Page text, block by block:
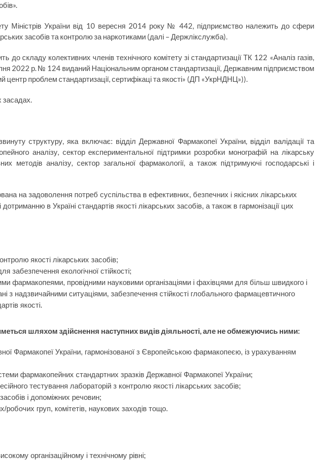
Міністрів України від 10 вересня 2014 року № 442, підприємство належить до сфери
засобів та контролю за наркотиками (далі – Держлікслужба).
складу колективних членів технічного комітету зі стандартизації ТК 122 «Аналіз газів,
2022 р. № 124 виданий Національним органом стандартизації, Державним підприємством
центр проблем стандартизації, сертифікаці та якості» (ДП «УкрНДНЦ»)).
засадах.
структуру, яка включає: відділ Державної Фармакопеї України, відділ валідації та
аналізу, сектор експериментальної підтримки розробки монографій на лікарську
методів аналізу, сектор загальної фармакології, а також підтримуючі господарські і
на задоволення потреб суспільства в ефективних, безпечних і якісних лікарських
в Україні стандартів якості лікарських засобів, а також в гармонізації цих
якості лікарських засобів;
забезпечення екологічної стійкості;
фармакопеями, провідними науковими організаціями і фахівцями для більш швидкого і
з надзвичайними ситуаціями, забезпечення стійкості глобального фармацевтичного
якості.
шляхом здійснення наступних видів діяльності, але не обмежуючись ними:
Фармакопеї України, гармонізованої з Європейською фармакопеєю, із урахуванням
фармакопейних стандартних зразків Державної Фармакопеї України;
тестування лабораторій з контролю якості лікарських засобів;
і допоміжних речовин;
робочих груп, комітетів, наукових заходів тощо.
організаційному і технічному рівні;